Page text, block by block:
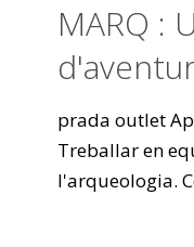
MARQ :
prada outlet
Treballar en
l'arqueologia.